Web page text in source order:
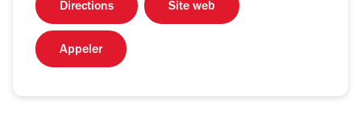
Directions Site web
Appeler